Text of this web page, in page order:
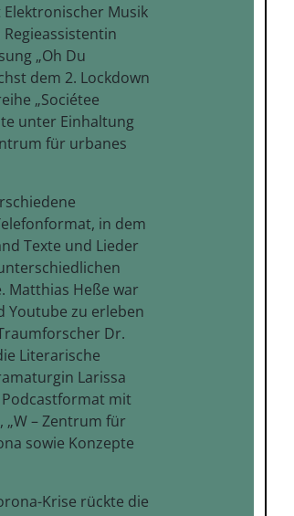
Elektronischer Musik
„Oh Du
dem 2. Lockdown
„Sociétee
unter Einhaltung
für urbanes
in dem
Texte und Lieder
Matthias Heße war
Youtube zu erleben
Dr.
Literarische
Larissa
mit
„W – Zentrum für
sowie Konzepte
Krise rückte die